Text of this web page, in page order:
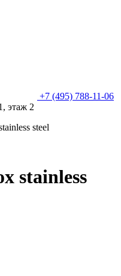
+7 (495) 788-11-06
этаж 2
steel
stainless